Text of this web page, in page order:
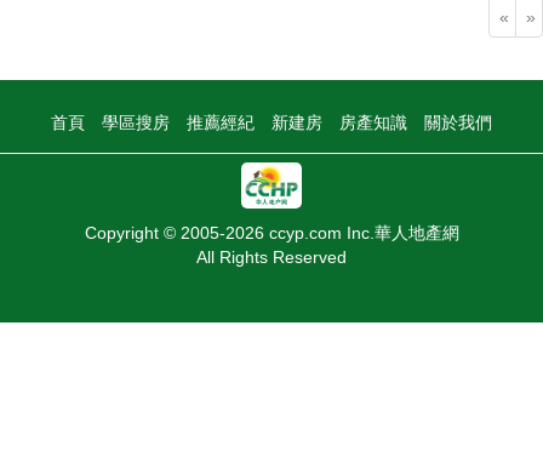
« »
首頁 學區搜房 推薦經紀 新建房 房產知識 關於我們
Copyright © 2005-2026 ccyp.com Inc.華人地產網
All Rights Reserved